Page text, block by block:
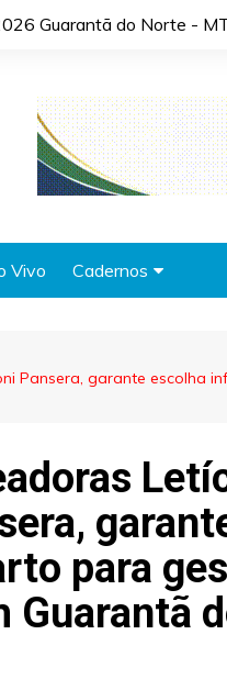
Guarantã do Norte -
Vivo Cadernos
Brasil
Cultura
Economia
Esportes
Fama e TV
Justiça
Pansera, garante
para
Guarantã